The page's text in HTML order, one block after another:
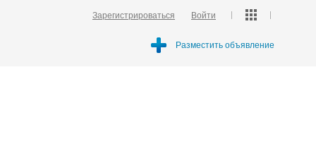
Зарегистрироваться Войти
Разместить объявление